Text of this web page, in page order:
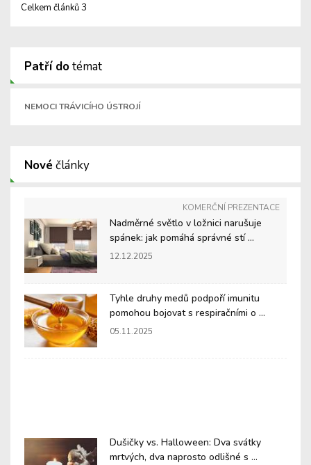
Celkem článků 3
Patří dotémat
NEMOCI TRÁVICÍHO ÚSTROJÍ
Nové články
KOMERČNÍ PREZENTACE
Nadměrné světlo v ložnici narušuje
spánek: jak pomáhá správné stí ...
12.12.2025
Tyhle druhy medů podpoří imunitu
pomohou bojovat s respiračními o ...
05.11.2025
Dušičky vs. Halloween: Dva svátky
mrtvých, dva naprosto odlišné s ...